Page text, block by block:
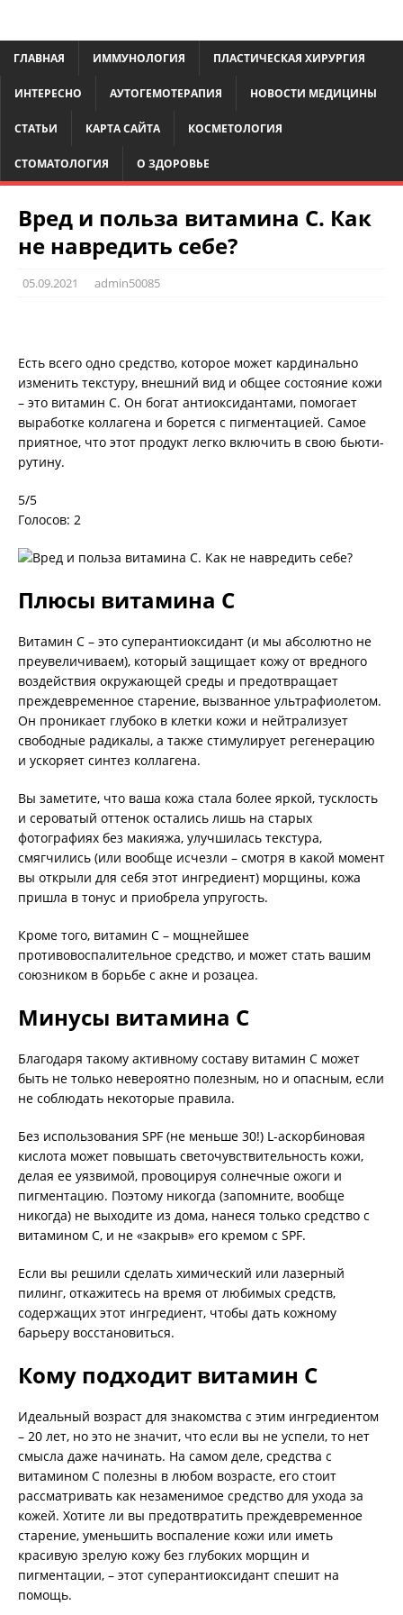
ГЛАВНАЯ ИММУНОЛОГИЯ ПЛАСТИЧЕСКАЯ ХИРУРГИЯ
ИНТЕРЕСНО АУТОГЕМОТЕРАПИЯ НОВОСТИ МЕДИЦИНЫ
СТАТЬИ КАРТА САЙТА КОСМЕТОЛОГИЯ
СТОМАТОЛОГИЯ О ЗДОРОВЬЕ
Вред и польза витамина С. Как
не навредить себе?
05.09.2021 admin50085
Есть всего одно средство, которое может кардинально
изменить текстуру, внешний вид и общее состояние кожи
– это витамин С. Он богат антиоксидантами, помогает
выработке коллагена и борется с пигментацией. Самое
приятное, что этот продукт легко включить в свою бьюти-
рутину.
5/5
Голосов: 2
Плюсы витамина С
Витамин С – это суперантиоксидант (и мы абсолютно не
преувеличиваем), который защищает кожу от вредного
воздействия окружающей среды и предотвращает
преждевременное старение, вызванное ультрафиолетом.
Он проникает глубоко в клетки кожи и нейтрализует
свободные радикалы, а также стимулирует регенерацию
и ускоряет синтез коллагена.
Вы заметите, что ваша кожа стала более яркой, тусклость
и сероватый оттенок остались лишь на старых
фотографиях без макияжа, улучшилась текстура,
смягчились (или вообще исчезли – смотря в какой момент
вы открыли для себя этот ингредиент) морщины, кожа
пришла в тонус и приобрела упругость.
Кроме того, витамин С – мощнейшее
противовоспалительное средство, и может стать вашим
союзником в борьбе с акне и розацеа.
Минусы витамина С
Благодаря такому активному составу витамин С может
быть не только невероятно полезным, но и опасным, если
не соблюдать некоторые правила.
Без использования SPF (не меньше 30!) L-аскорбиновая
кислота может повышать светочувствительность кожи,
делая ее уязвимой, провоцируя солнечные ожоги и
пигментацию. Поэтому никогда (запомните, вообще
никогда) не выходите из дома, нанеся только средство с
витамином С, и не «закрыв» его кремом с SPF.
Если вы решили сделать химический или лазерный
пилинг, откажитесь на время от любимых средств,
содержащих этот ингредиент, чтобы дать кожному
барьеру восстановиться.
Кому подходит витамин С
Идеальный возраст для знакомства с этим ингредиентом
– 20 лет, но это не значит, что если вы не успели, то нет
смысла даже начинать. На самом деле, средства с
витамином С полезны в любом возрасте, его стоит
рассматривать как незаменимое средство для ухода за
кожей. Хотите ли вы предотвратить преждевременное
старение, уменьшить воспаление кожи или иметь
красивую зрелую кожу без глубоких морщин и
пигментации, – этот суперантиоксидант спешит на
помощь.